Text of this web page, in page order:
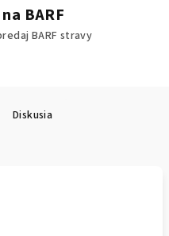
BARF
BARF stravy
Diskusia